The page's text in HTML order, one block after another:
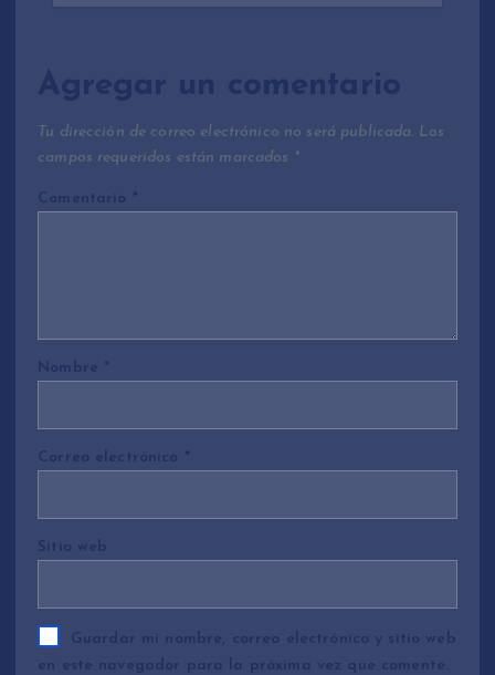
Agregar un comentario
Tu dirección de correo electrónico no será publicada. Los
campos requeridos están marcados *
Comentario *
Nombre *
Correo electrónico *
Sitio web
Guardar mi nombre, correo electrónico y sitio web
en este navegador para la próxima vez que comente.